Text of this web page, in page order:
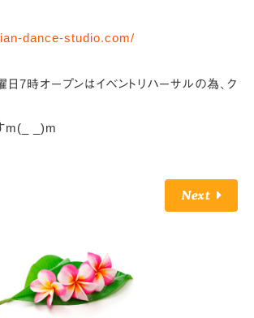
dance-studio.com/
日7時オープンはイベントリハーサルの為、ク
m(_ _)m
Next